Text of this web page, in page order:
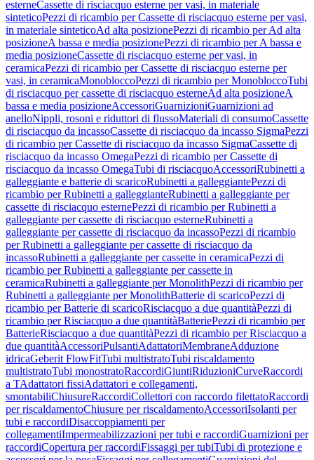
esterneCassette di risciacquo esterne per vasi, in materiale
sinteticoPezzi di ricambio per Cassette di risciacquo esterne per vasi,
in materiale sinteticoAd alta posizionePezzi di ricambio per Ad alta
posizioneA bassa e media posizionePezzi di ricambio per A bassa e
media posizioneCassette di risciacquo esterne per vasi, in
ceramicaPezzi di ricambio per Cassette di risciacquo esterne per
vasi, in ceramicaMonobloccoPezzi di ricambio per MonobloccoTubi
di risciacquo per cassette di risciacquo esterneAd alta posizioneA
bassa e media posizioneAccessoriGuarnizioniGuarnizioni ad
anelloNippli, rosoni e riduttori di flussoMateriali di consumoCassette
di risciacquo da incassoCassette di risciacquo da incasso SigmaPezzi
di ricambio per Cassette di risciacquo da incasso SigmaCassette di
risciacquo da incasso OmegaPezzi di ricambio per Cassette di
risciacquo da incasso OmegaTubi di risciacquoAccessoriRubinetti a
galleggiante e batterie di scaricoRubinetti a galleggiantePezzi di
ricambio per Rubinetti a galleggianteRubinetti a galleggiante per
cassette di risciacquo esternePezzi di ricambio per Rubinetti a
galleggiante per cassette di risciacquo esterneRubinetti a
galleggiante per cassette di risciacquo da incassoPezzi di ricambio
per Rubinetti a galleggiante per cassette di risciacquo da
incassoRubinetti a galleggiante per cassette in ceramicaPezzi di
ricambio per Rubinetti a galleggiante per cassette in
ceramicaRubinetti a galleggiante per MonolithPezzi di ricambio per
Rubinetti a galleggiante per MonolithBatterie di scaricoPezzi di
ricambio per Batterie di scaricoRisciacquo a due quantitàPezzi di
ricambio per Risciacquo a due quantitàBatteriePezzi di ricambio per
BatterieRisciacquo a due quantitàPezzi di ricambio per Risciacquo a
due quantitàAccessoriPulsantiAdattatoriMembraneAdduzione
idricaGeberit FlowFitTubi multistratoTubi riscaldamento
multistratoTubi monostratoRaccordiGiuntiRiduzioniCurveRaccordi
a TAdattatori fissiAdattatori e collegamenti,
smontabiliChiusureRaccordiCollettori con raccordo filettatoRaccordi
per riscaldamentoChiusure per riscaldamentoAccessoriIsolanti per
tubi e raccordiDisaccoppiamenti per
collegamentiImpermeabilizzazioni per tubi e raccordiGuarnizioni per
raccordiCopertura per raccordiFissaggi per tubiTubi di protezione e